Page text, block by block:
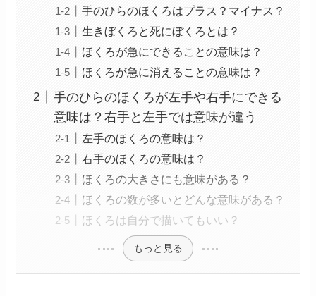
手のひらのほくろはプラス？マイナス？
生きぼくろと死にぼくろとは？
ほくろが急にできることの意味は？
ほくろが急に消えることの意味は？
手のひらのほくろが左手や右手にできる
意味は？右手と左手では意味が違う
左手のほくろの意味は？
右手のほくろの意味は？
ほくろの大きさにも意味がある？
ほくろの数が多いとどんな意味がある？
ほくろは自分で描いてもいい？
もっと見る